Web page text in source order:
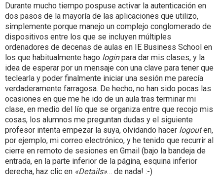
Durante mucho tiempo pospuse activar la autenticación en
dos pasos de la mayoría de las aplicaciones que utilizo,
simplemente porque manejo un complejo conglomerado de
dispositivos entre los que se incluyen múltiples
ordenadores de decenas de aulas en IE Business School en
los que habitualmente hago loginpara dar mis clases, y la
idea de esperar por un mensaje con una clave para tener que
teclearla y poder finalmente iniciar una sesión me parecía
verdaderamente farragosa. De hecho, no han sido pocas las
ocasiones en que me he ido de un aula tras terminar mi
clase, en medio del lío que se organiza entre que recojo mis
cosas, los alumnos me preguntan dudas y el siguiente
profesor intenta empezar la suya, olvidando hacer logouten,
por ejemplo, mi correo electrónico, y he tenido que recurrir al
cierre en remoto de sesiones en Gmail (bajo la bandeja de
entrada, en la parte inferior de la página, esquina inferior
derecha, haz clic en «Details»… de nada! :-)